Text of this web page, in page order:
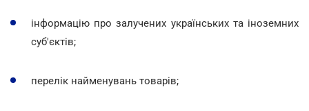
інформацію про залучених українських та іноземних
суб'єктів;
перелік найменувань товарів;